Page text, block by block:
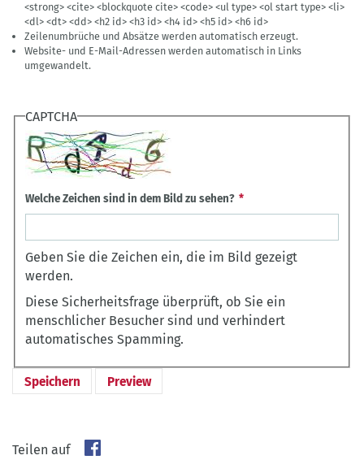
<strong> <cite> <blockquote cite> <code> <ul type> <ol start type> <li>
<dl> <dt> <dd> <h2 id> <h3 id> <h4 id> <h5 id> <h6 id>
Zeilenumbrüche und Absätze werden automatisch erzeugt.
Website- und E-Mail-Adressen werden automatisch in Links
umgewandelt.
CAPTCHA
Welche Zeichen sind in dem Bild zu sehen?
Geben Sie die Zeichen ein, die im Bild gezeigt
werden.
Diese Sicherheitsfrage überprüft, ob Sie ein
menschlicher Besucher sind und verhindert
automatisches Spamming.
Teilen auf